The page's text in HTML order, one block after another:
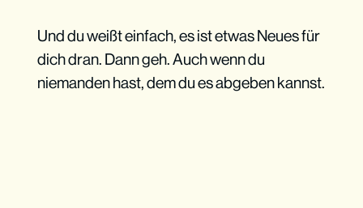
Und du weißt einfach, es ist etwas Neues für
dich dran. Dann geh. Auch wenn du
niemanden hast, dem du es abgeben kannst.